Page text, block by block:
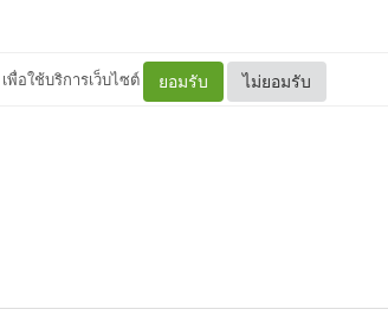
เพื่อใช้บริการเว็บไซต์ ยอมรับ ไม่ยอมรับ